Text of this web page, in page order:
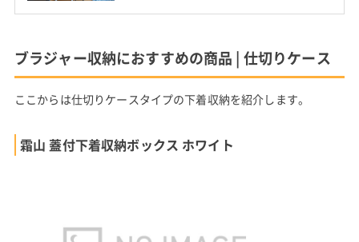
ブラジャー収納におすすめの商品 | 仕切りケース
ここからは仕切りケースタイプの下着収納を紹介します。
霜山 蓋付下着収納ボックス ホワイト